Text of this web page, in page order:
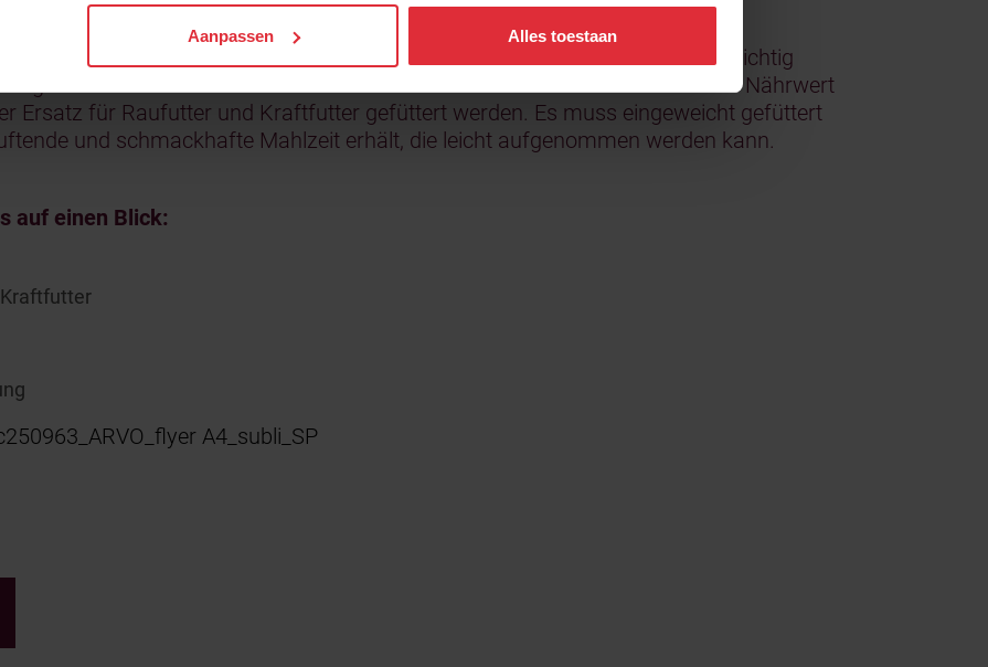
Aanpassen Alles toestaan
mit ausreichend Raufutter. Wenn aber Heu oder Grassilage nicht (mehr) richtig
auf Gesundheit und Wohlbefinden. Subli Seniores Priores kommt dem Nährwert
Ersatz für Raufutter und Kraftfutter gefüttert werden. Es muss eingeweicht gefüttert
und schmackhafte Mahlzeit erhält, die leicht aufgenommen werden kann.
auf einen Blick:
A4_subli_SP